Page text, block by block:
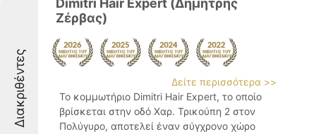
Διακριθέντες
Dimitri Hair Expert (Δημήτρης
Ζέρβας)
Δείτε περισσότερα >>
Το κομμωτήριο Dimitri Hair Expert, το οποίο
βρίσκεται στην οδό Χαρ. Τρικούπη 2 στον
Πολύγυρο, αποτελεί έναν σύγχρονο χώρο